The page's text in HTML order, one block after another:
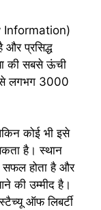
Information)
प्रसिद्ध
की सबसे ऊंची
लगभग 3000
कोई भी इसे
है। स्थान
सफल होता है और
की उम्मीद है।
ऑफ लिबर्टी